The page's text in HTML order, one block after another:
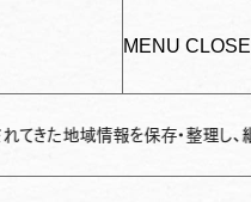
MENU CLOSE
を保存・整理し、継続的に提供す